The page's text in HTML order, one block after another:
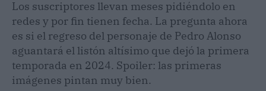
Los suscriptores llevan meses pidiéndolo en
redes y por fin tienen fecha. La pregunta ahora
es si el regreso del personaje de Pedro Alonso
aguantará el listón altísimo que dejó la primera
temporada en 2024. Spoiler: las primeras
imágenes pintan muy bien.